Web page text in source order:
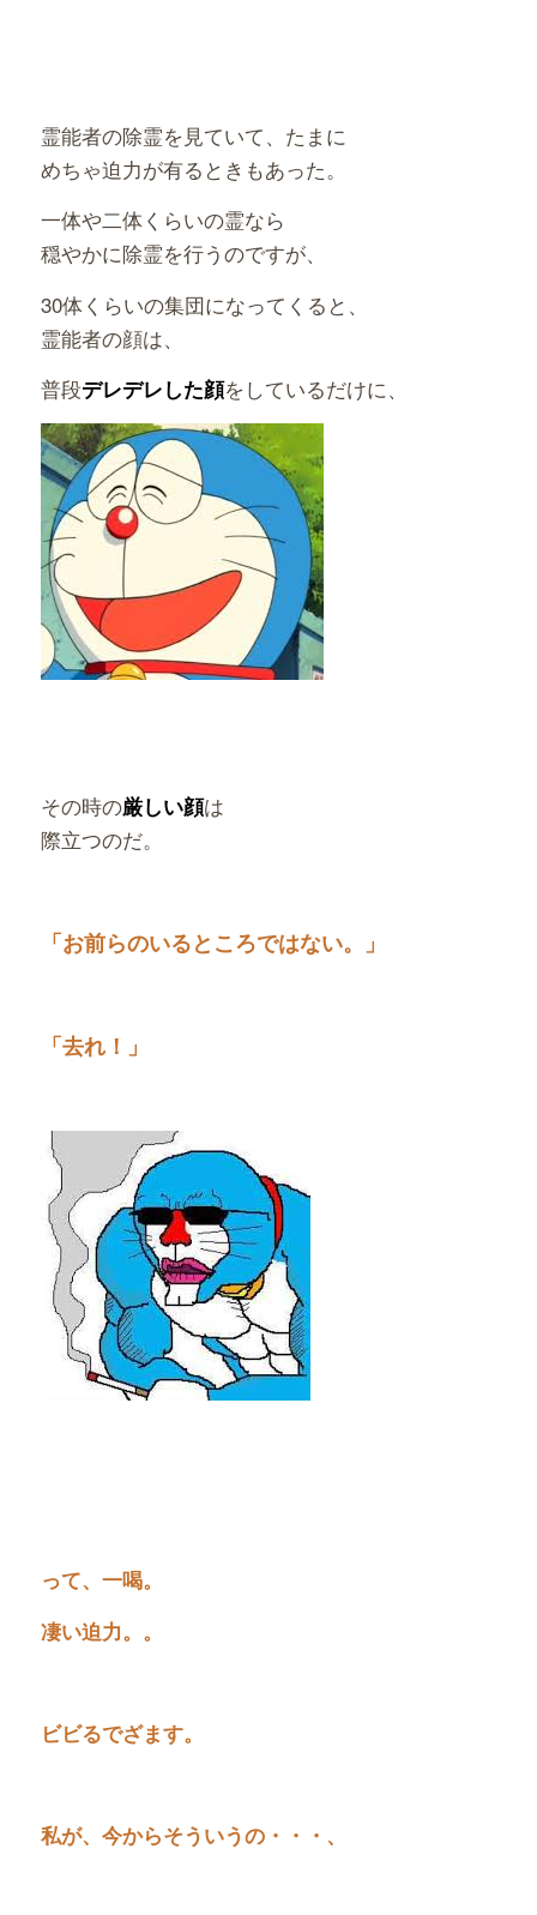
霊能者の除霊を見ていて、たまに
めちゃ迫力が有るときもあった。
一体や二体くらいの霊なら
穏やかに除霊を行うのですが、
30体くらいの集団になってくると、
霊能者の顔は、
普段デレデレした顔をしているだけに、
その時の厳しい顔は
際立つのだ。
「お前らのいるところではない。」
「去れ！」
って、一喝。
凄い迫力。。
ビビるでざます。
私が、今からそういうの・・・、